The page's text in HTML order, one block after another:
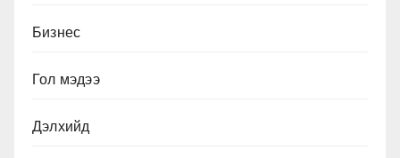
Бизнес
Гол мэдээ
Дэлхийд